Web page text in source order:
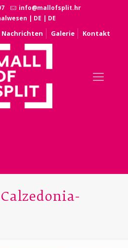
info@mallofsplit.hr
| DE | DE
Nachrichten Galerie Kontakt